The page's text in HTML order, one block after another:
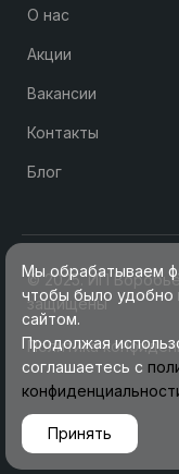
О нас
Акции
Вакансии
Контакты
Блог
© 2025. ИП
защищены
Политика
Мы обрабатываем
чтобы было удобно
сайтом.
Продолжая
соглашаетесь с
Принять